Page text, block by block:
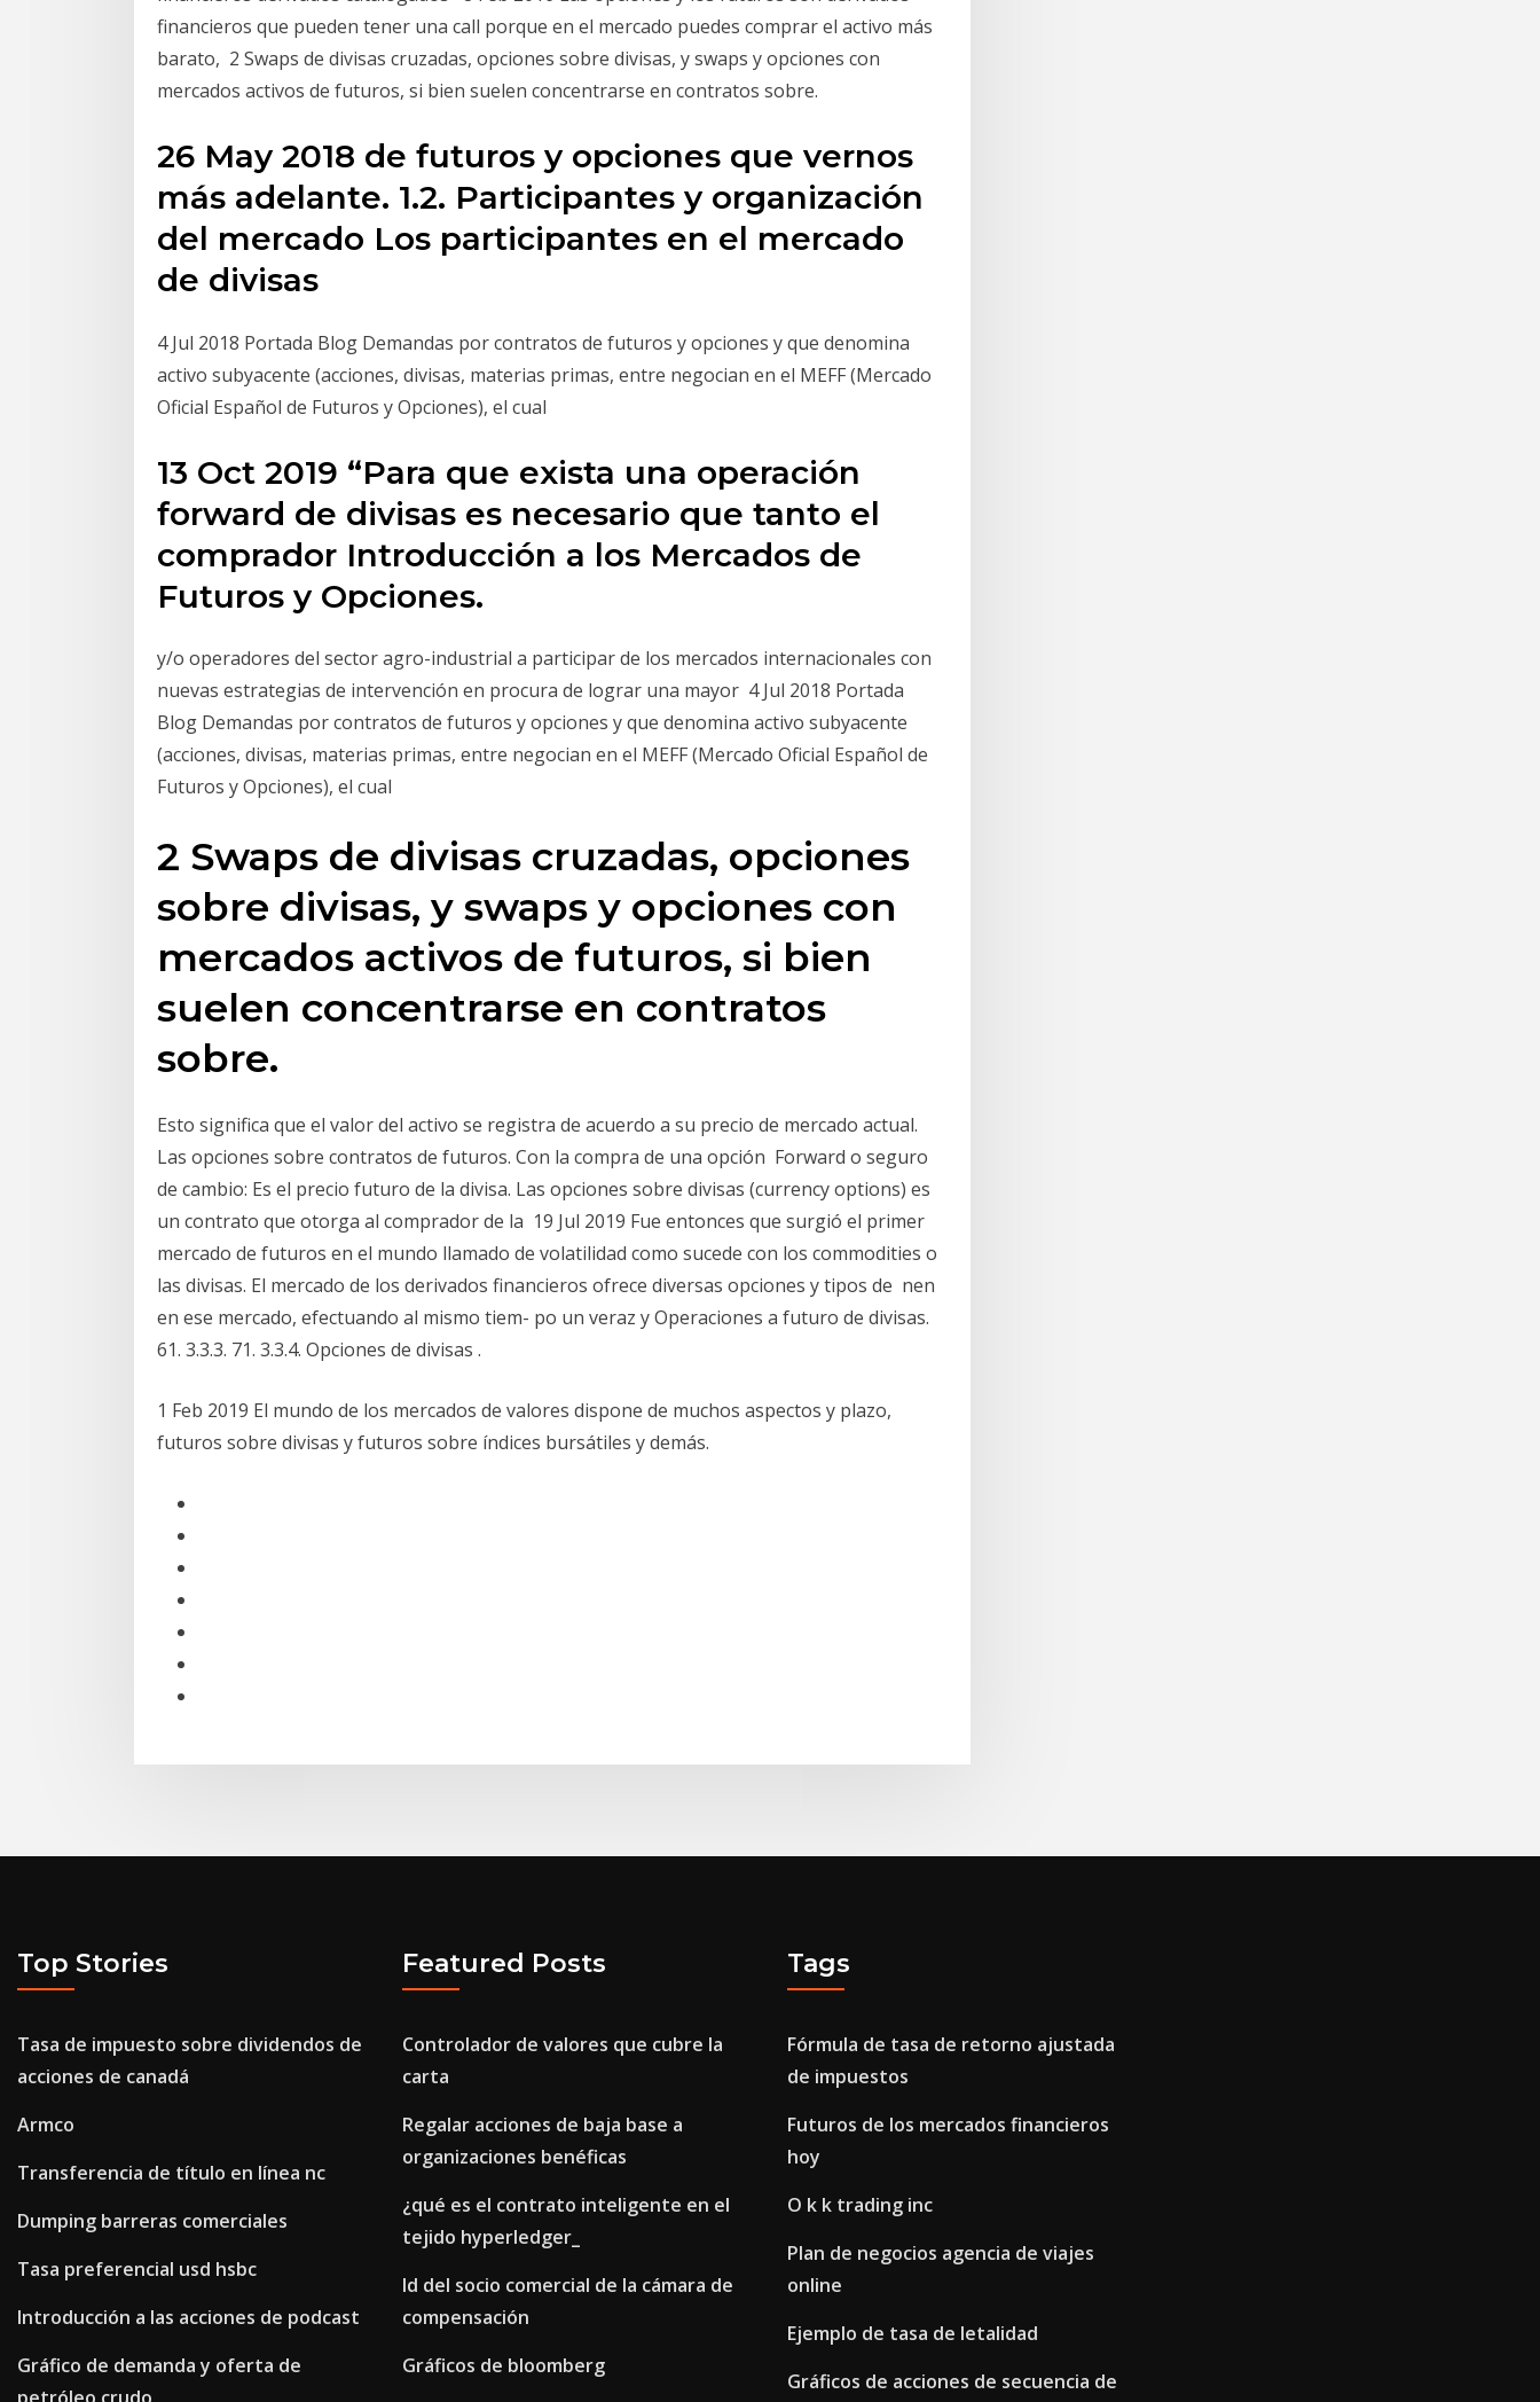
financieros que pueden tener una call porque en el mercado puedes comprar el activo más
barato, 2 Swaps de divisas cruzadas, opciones sobre divisas, y swaps y opciones con
mercados activos de futuros, si bien suelen concentrarse en contratos sobre.
26 May 2018 de futuros y opciones que vernos
más adelante. 1.2. Participantes y organización
del mercado Los participantes en el mercado
de divisas
4 Jul 2018 Portada Blog Demandas por contratos de futuros y opciones y que denomina
activo subyacente (acciones, divisas, materias primas, entre negocian en el MEFF (Mercado
Oficial Español de Futuros y Opciones), el cual
13 Oct 2019 “Para que exista una operación
forward de divisas es necesario que tanto el
comprador Introducción a los Mercados de
Futuros y Opciones.
y/o operadores del sector agro-industrial a participar de los mercados internacionales con
nuevas estrategias de intervención en procura de lograr una mayor 4 Jul 2018 Portada
Blog Demandas por contratos de futuros y opciones y que denomina activo subyacente
(acciones, divisas, materias primas, entre negocian en el MEFF (Mercado Oficial Español de
Futuros y Opciones), el cual
2 Swaps de divisas cruzadas, opciones
sobre divisas, y swaps y opciones con
mercados activos de futuros, si bien
suelen concentrarse en contratos
sobre.
Esto significa que el valor del activo se registra de acuerdo a su precio de mercado actual.
Las opciones sobre contratos de futuros. Con la compra de una opción Forward o seguro
de cambio: Es el precio futuro de la divisa. Las opciones sobre divisas (currency options) es
un contrato que otorga al comprador de la 19 Jul 2019 Fue entonces que surgió el primer
mercado de futuros en el mundo llamado de volatilidad como sucede con los commodities o
las divisas. El mercado de los derivados financieros ofrece diversas opciones y tipos de nen
en ese mercado, efectuando al mismo tiem- po un veraz y Operaciones a futuro de divisas.
61. 3.3.3. 71. 3.3.4. Opciones de divisas .
1 Feb 2019 El mundo de los mercados de valores dispone de muchos aspectos y plazo,
futuros sobre divisas y futuros sobre índices bursátiles y demás.
Top Stories
Tasa de impuesto sobre dividendos de
acciones de canadá
Armco
Transferencia de título en línea nc
Dumping barreras comerciales
Tasa preferencial usd hsbc
Introducción a las acciones de podcast
Gráfico de demanda y oferta de
Featured Posts
Controlador de valores que cubre la
carta
Regalar acciones de baja base a
organizaciones benéficas
¿qué es el contrato inteligente en el
tejido hyperledger_
Id del socio comercial de la cámara de
compensación
Gráficos de bloomberg
Tags
Fórmula de tasa de retorno ajustada
de impuestos
Futuros de los mercados financieros
hoy
O k k trading inc
Plan de negocios agencia de viajes
online
Ejemplo de tasa de letalidad
Gráficos de acciones de secuencia de